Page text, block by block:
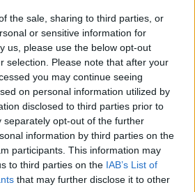
the sale, sharing to third parties, or
or sensitive information for
us, please use the below opt-out
selection. Please note that after your
you may continue seeing
on personal information utilized by
disclosed to third parties prior to
separately opt-out of the further
information by third parties on the
participants. This information may
to third parties on the IAB’s List of
that may further disclose it to other